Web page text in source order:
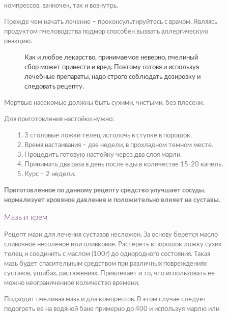
компрессов, ванночек, так и вовнутрь.
Прежде чем начать лечение – проконсультируйтесь с врачом. Являясь
продуктом пчеловодства подмор способен вызвать аллергическую
реакцию.
Как и любое лекарство, принимаемое неверно, пчелиный
сбор может принести и вред. Поэтому готовя и используя
лечебные препараты, надо строго соблюдать дозировку и
следовать рецепту.
Мертвые насекомые должны быть сухими, чистыми, без плесени.
Для приготовления настойки нужно:
3 столовые ложки телец истолочь в ступке в порошок.
Время настаивания – две недели, в прохладном темном месте.
Процедить готовую настойку через два слоя марли.
Принимать два раза в день после еды в количестве 15-20 капель.
Курс – 2 недели.
Приготовленное по данному рецепту средство улучшает сосуды,
нормализует кровяное давление и положительно влияет на суставы.
Мазь и крем
Рецепт мази для лечения суставов несложен. За основу берется масло
сливочное несоленое или оливковое. Растереть в порошок ложку сухих
телец и соединить с маслом (100г) до однородного состояния. Такая
мазь будет спасительным средством при различных повреждениях
суставов, ушибах, растяжениях. Привлекает и то, что использовать ее
можно неограниченное количество времени.
Подходит пчелиная мазь и для компрессов. В этом случае следует
подогреть ее на водяной бане примерно до 400 и используя марлю или